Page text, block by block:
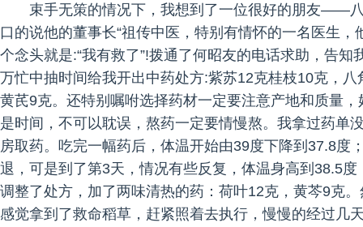
束手无策的情况下，我想到了一位很好的朋友——
口的说他的董事长“祖传中医，特别有情怀的一名医生
个念头就是:“我有救了”!拨通了何昭友的电话求助，告
万忙中抽时间给我开出中药处方:紫苏12克桂枝10克，
黄芪9克。还特别嘱咐选择药材一定要注意产地和质量
是时间，不可以耽误，熬药一定要情慢熬。我拿过药单
房取药。吃完一幅药后，体温开始由39度下降到37.8度
退，可是到了第3天，情况有些反复，体温身高到38.5
调整了处方，加了两味清热的药：荷叶12克，黄芩9克
感觉拿到了救命稻草，赶紧照着去执行，慢慢的经过几